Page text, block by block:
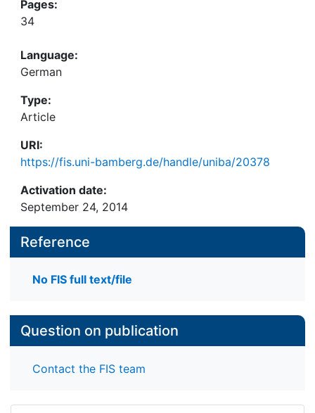
Pages:
34
Language:
German
Type:
Article
URI:
https://fis.uni-bamberg.de/handle/uniba/20378
Activation date:
September 24, 2014
Reference
No FIS full text/file
Question on publication
Contact the FIS team